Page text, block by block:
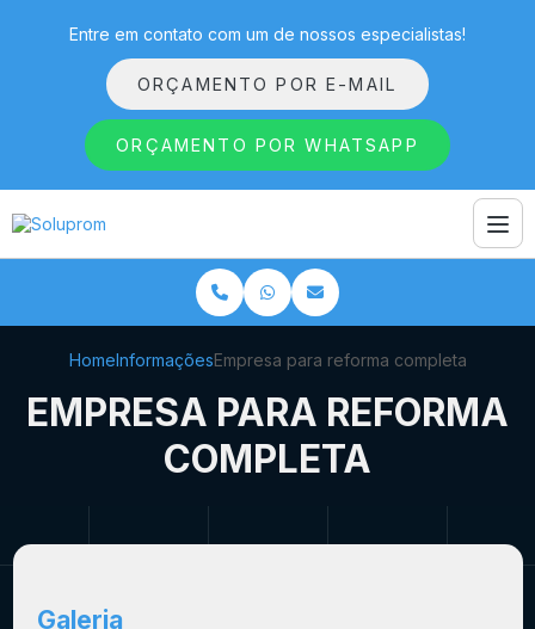
Entre em contato com um de nossos especialistas!
ORÇAMENTO POR E-MAIL
ORÇAMENTO POR WHATSAPP
HomeInformaçõesEmpresa para reforma completa
EMPRESA PARA REFORMA
COMPLETA
Galeria